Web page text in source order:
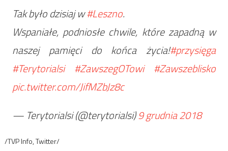
Tak było dzisiaj w#Leszno.
Wspaniałe, podniosłe chwile, które zapadną w
naszej pamięci do końca życia!#przysięga
#Terytorialsi
#ZawszegOTowi
#Zawszeblisko
pic.twitter.com/JifMZbJz8c
— Terytorialsi (@terytorialsi)9 grudnia 2018
/TVP Info, Twitter/